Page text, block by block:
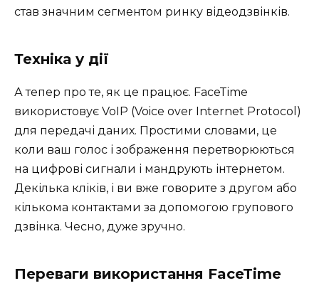
став значним сегментом ринку відеодзвінків.
Техніка у дії
А тепер про те, як це працює. FaceTime
використовує VoIP (Voice over Internet Protocol)
для передачі даних. Простими словами, це
коли ваш голос і зображення перетворюються
на цифрові сигнали і мандрують інтернетом.
Декілька кліків, і ви вже говорите з другом або
кількома контактами за допомогою групового
дзвінка. Чесно, дуже зручно.
Переваги використання FaceTime